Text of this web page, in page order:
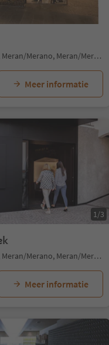
Merano/Meran, Meran/Merano, Meran/Merano and environs
Meer informatie
1/3
Merano/Meran, Meran/Merano, Meran/Merano and environs
Meer informatie